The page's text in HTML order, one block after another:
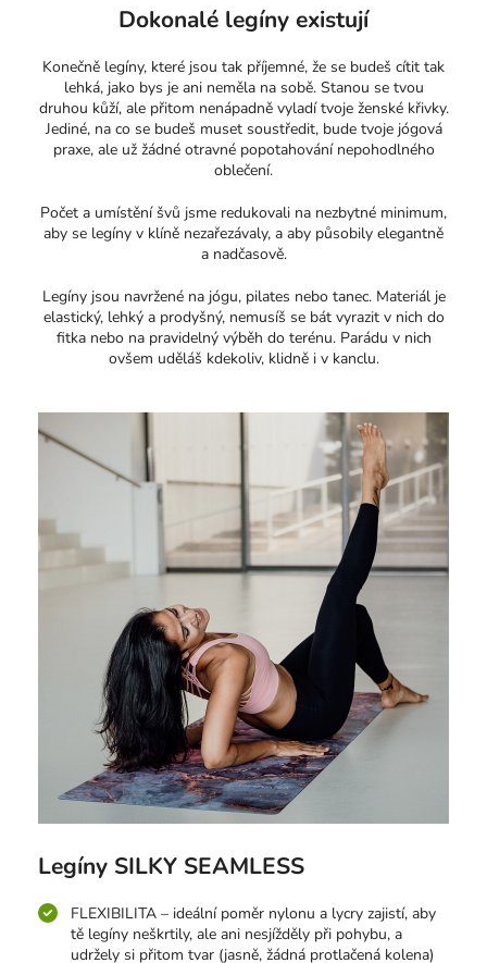
Dokonalé legíny existují
Konečně legíny, které jsou tak příjemné, že se budeš cítit tak
lehká, jako bys je ani neměla na sobě. Stanou se tvou
druhou kůží, ale přitom nenápadně vyladí tvoje ženské křivky.
Jediné, na co se budeš muset soustředit, bude tvoje jógová
praxe, ale už žádné otravné popotahování nepohodlného
oblečení.
Počet a umístění švů jsme redukovali na nezbytné minimum,
aby se legíny v klíně nezařezávaly, a aby působily elegantně
a nadčasově.
Legíny jsou navržené na jógu, pilates nebo tanec. Materiál je
elastický, lehký a prodyšný, nemusíš se bát vyrazit v nich do
fitka nebo na pravidelný výběh do terénu. Parádu v nich
ovšem uděláš kdekoliv, klidně i v kanclu.
Legíny SILKY SEAMLESS
FLEXIBILITA – ideální poměr nylonu a lycry zajistí, aby
tě legíny neškrtily, ale ani nesjížděly při pohybu, a
udržely si přitom tvar (jasně, žádná protlačená kolena)